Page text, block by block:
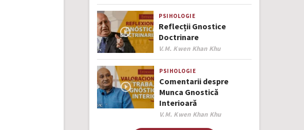
PSIHOLOGIE
Reflecții Gnostice
Doctrinare
Author
V.M. Kwen Khan Khu
PSIHOLOGIE
Comentarii despre
Munca Gnostică
Interioară
Author
V.M. Kwen Khan Khu